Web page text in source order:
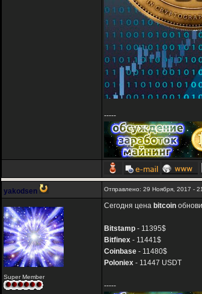
-----
yakodsen Отправлено: 29 Ноября, 2017 -
Super Member
Сегодня цена bitcoin
Bitstamp - 11395$
Bitfinex - 11441$
Coinbase - 11480$
Poloniex - 11447 USDT
-----